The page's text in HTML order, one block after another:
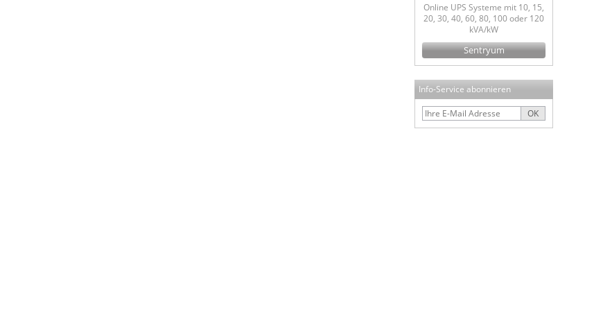
Online UPS Systeme mit 10, 15,
20, 30, 40, 60, 80, 100 oder 120
kVA/kW
Sentryum
Info-Service abonnieren
OK